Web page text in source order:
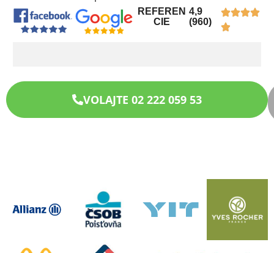
REFEREN
CIE
4,9
(960)
VOLAJTE 02 222 059 53